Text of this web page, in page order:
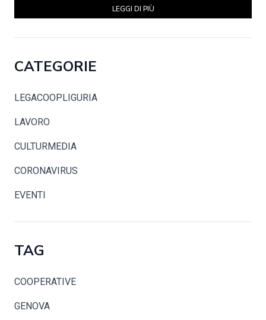
LEGGI DI PIÙ
CATEGORIE
LEGACOOPLIGURIA
LAVORO
CULTURMEDIA
CORONAVIRUS
EVENTI
TAG
COOPERATIVE
GENOVA